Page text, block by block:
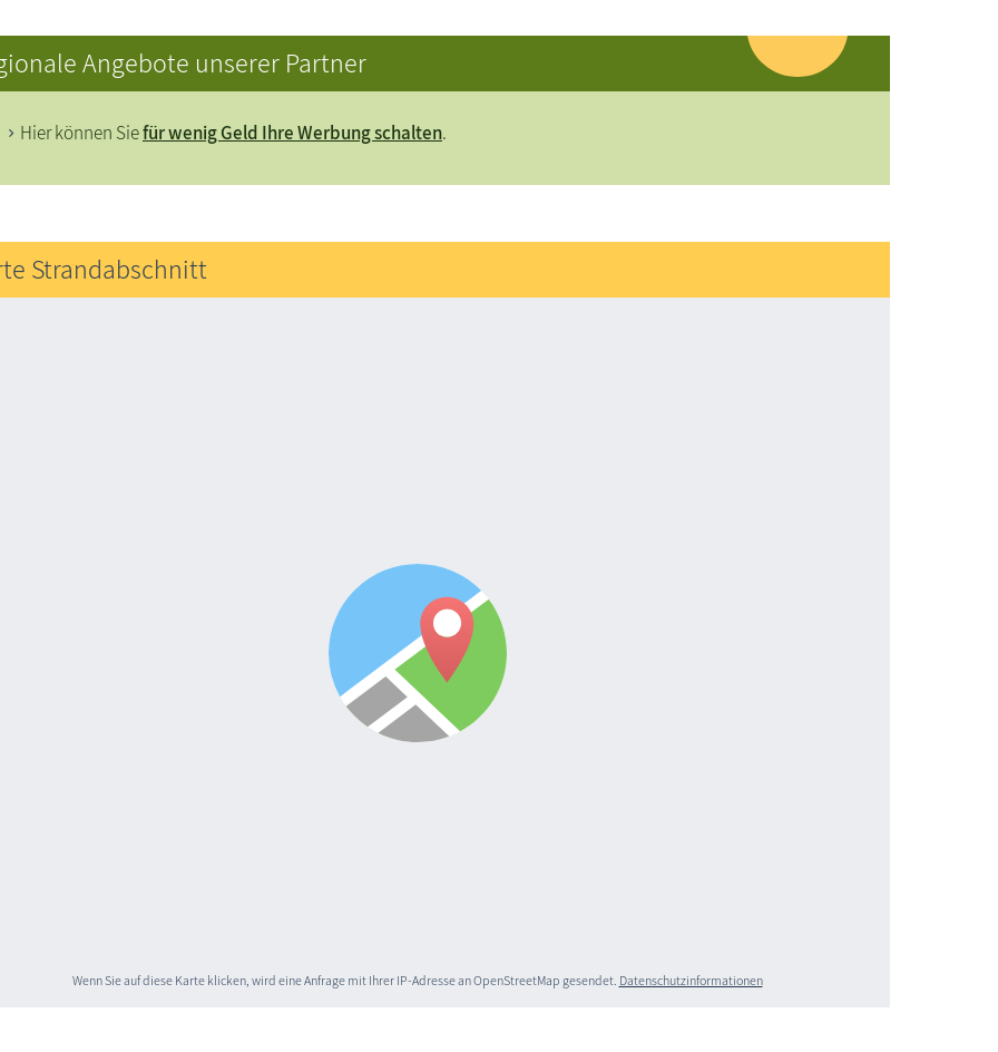
Angebote unserer Partner
Hier können Siefür wenig Geld Ihre Werbung schalten.
Strandabschnitt
Wenn Sie auf diese Karte klicken, wird eine Anfrage mit Ihrer IP-Adresse an OpenStreetMap gesendet. Datenschutzinformationen